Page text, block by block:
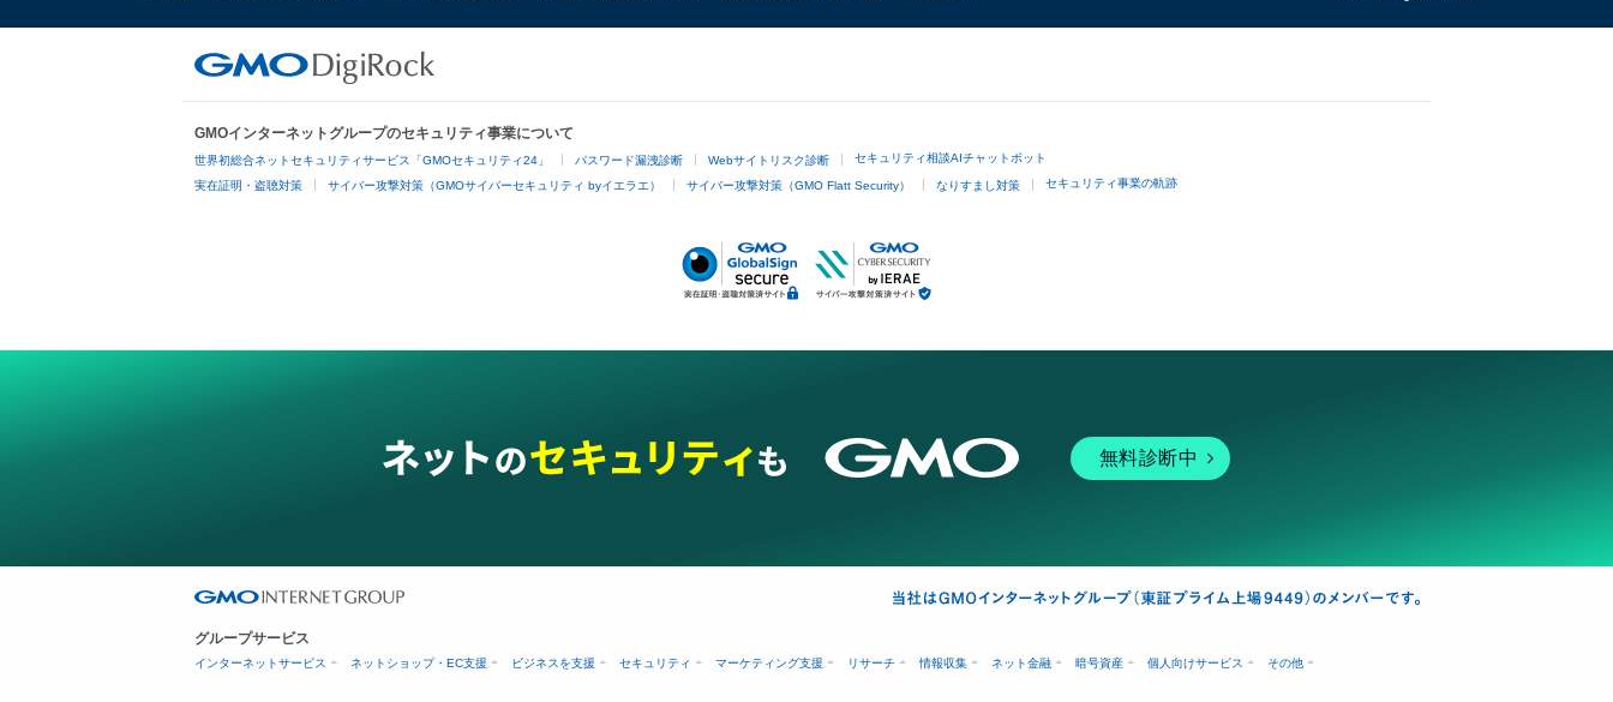
GMOインターネットグループのセキュリティ事業について
世界初総合ネットセキュリティサービス「GMOセキュリティ24」 パスワード漏洩診断 Webサイトリスク診断 セキュリティ相談AIチャットボット
実在証明・盗聴対策 サイバー攻撃対策（GMOサイバーセキュリティ byイエラエ） サイバー攻撃対策（GMO Flatt Security） なりすまし対策 セキュリティ事業の軌跡
無料診断中
グループサービス
インターネットサービス ネットショップ・EC支援 ビジネスを支援 セキュリティ マーケティング支援 リサーチ 情報収集 ネット金融 暗号資産 個人向けサービス その他